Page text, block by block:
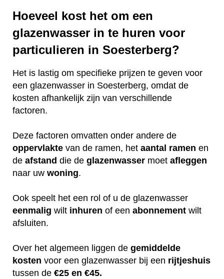
Hoeveel kost het om een
glazenwasser in te huren voor
particulieren in Soesterberg?
Het is lastig om specifieke prijzen te geven voor
een glazenwasser in Soesterberg, omdat de
kosten afhankelijk zijn van verschillende
factoren.
Deze factoren omvatten onder andere de
oppervlakte van de ramen, het aantal ramen en
de afstand die de glazenwasser moet afleggen
naar uw woning.
Ook speelt het een rol of u de glazenwasser
eenmalig wilt inhuren of een abonnement wilt
afsluiten.
Over het algemeen liggen de gemiddelde
kosten voor een glazenwasser bij een rijtjeshuis
tussen de €25 en €45.